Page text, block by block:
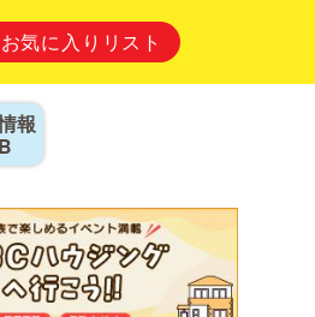
お気に入りリスト
報